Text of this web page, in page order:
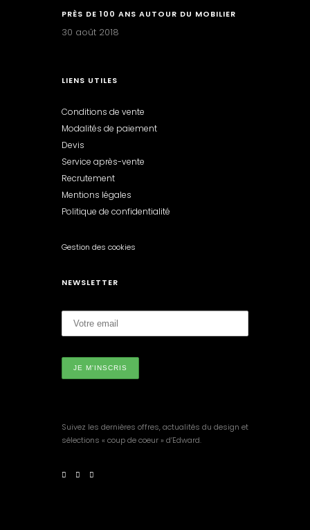
PRÈS DE 100 ANS AUTOUR DU MOBILIER
30 août 2018
LIENS UTILES
Conditions de vente
Modalités de paiement
Devis
Service après-vente
Recrutement
Mentions légales
Politique de confidentialité
Gestion des cookies
NEWSLETTER
Suivez les dernières offres, actualités du design et
sélections « coup de coeur » d’Edward.